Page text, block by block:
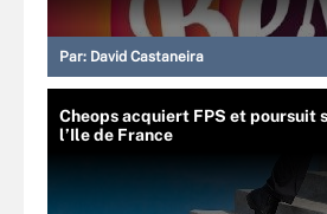
Par: David Castaneira
Cheops acquiert FPS et poursuit
l’Ile de France